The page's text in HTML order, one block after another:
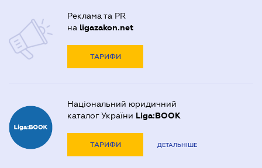
Реклама та PR
на ligazakon.net
ТАРИФИ
Національний юридичний
каталог України Liga:BOOK
ТАРИФИ ДЕТАЛЬНІШЕ